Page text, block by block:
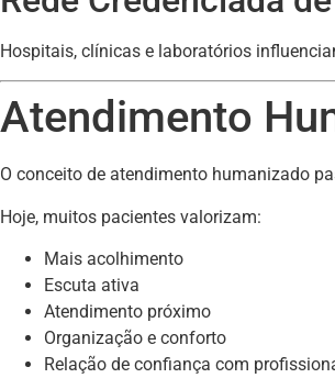
Hospitais, clínicas e laboratórios
Atendimento
O conceito de atendimento humanizado
Hoje, muitos pacientes valorizam:
Mais acolhimento
Escuta ativa
Atendimento próximo
Organização e conforto
Relação de confiança com